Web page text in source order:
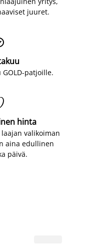
juuret.
patjoille.
hinta
valikoiman
aina edullinen
päivä.